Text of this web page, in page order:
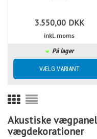
3.550,00 DKK
inkl. moms
På lager
Akustiske
vægdekorationer